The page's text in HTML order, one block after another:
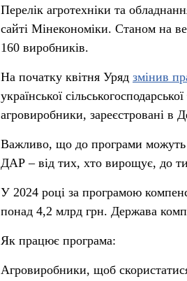
Перелік агротехніки та
сайті Мінекономіки. Станом на
160 виробників.
На початку квітня Уряд змінив
української
агровиробники, зареєстровані в
Важливо, що до програми можуть
ДАР – від тих, хто вирощує, до
У 2024 році за програмою
понад 4,2 млрд грн. Держава
Як працює програма:
Агровиробники, щоб